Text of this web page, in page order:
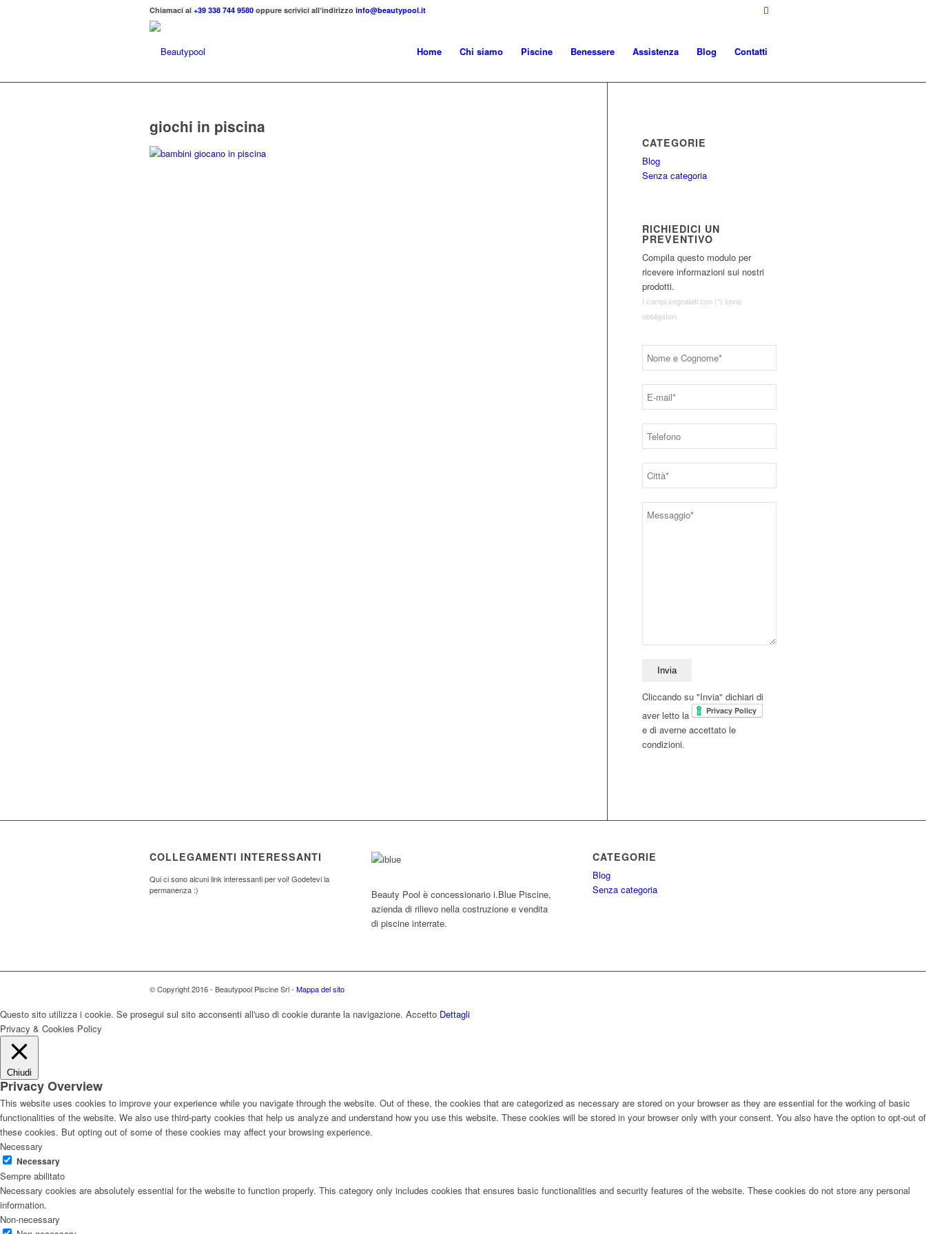
Chiamaci al +39 338 744 9580 oppure scrivici all‘indirizzo info@beautypool.it
Home Chi siamo Piscine Benessere Assistenza Blog Contatti
giochi in piscina
CATEGORIE
Blog
Senza categoria
RICHIEDICI UN
PREVENTIVO
Compila questo modulo per
ricevere informazioni sui nostri
prodotti.
I campi segnalati con (*) sono
obbligatori.
Cliccando su "Invia" dichiari di
aver letto la
e di averne accettato le
condizioni.
COLLEGAMENTI INTERESSANTI
Qui ci sono alcuni link interessanti per voi! Godetevi la
permanenza :)
Beauty Pool è concessionario i.Blue Piscine,
azienda di rilievo nella costruzione e vendita
di piscine interrate.
CATEGORIE
Blog
Senza categoria
© Copyright 2016 - Beautypool Piscine Srl - Mappa del sito
Questo sito utilizza i cookie. Se prosegui sul sito acconsenti all'uso di cookie durante la navigazione. Accetto Dettagli
Privacy & Cookies Policy
Chiudi
Privacy Overview
This website uses cookies to improve your experience while you navigate through the website. Out of these, the cookies that are categorized as necessary are stored on your browser as they are essential for the working of basic
functionalities of the website. We also use third-party cookies that help us analyze and understand how you use this website. These cookies will be stored in your browser only with your consent. You also have the option to opt-out of
these cookies. But opting out of some of these cookies may affect your browsing experience.
Necessary
Necessary
Sempre abilitato
Necessary cookies are absolutely essential for the website to function properly. This category only includes cookies that ensures basic functionalities and security features of the website. These cookies do not store any personal
information.
Non-necessary